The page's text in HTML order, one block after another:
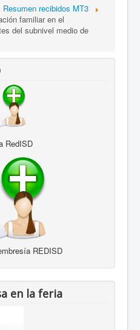
Resumen recibidos MT3
familiar en el
del subnivel medio de
RedISD
REDISD
en la feria